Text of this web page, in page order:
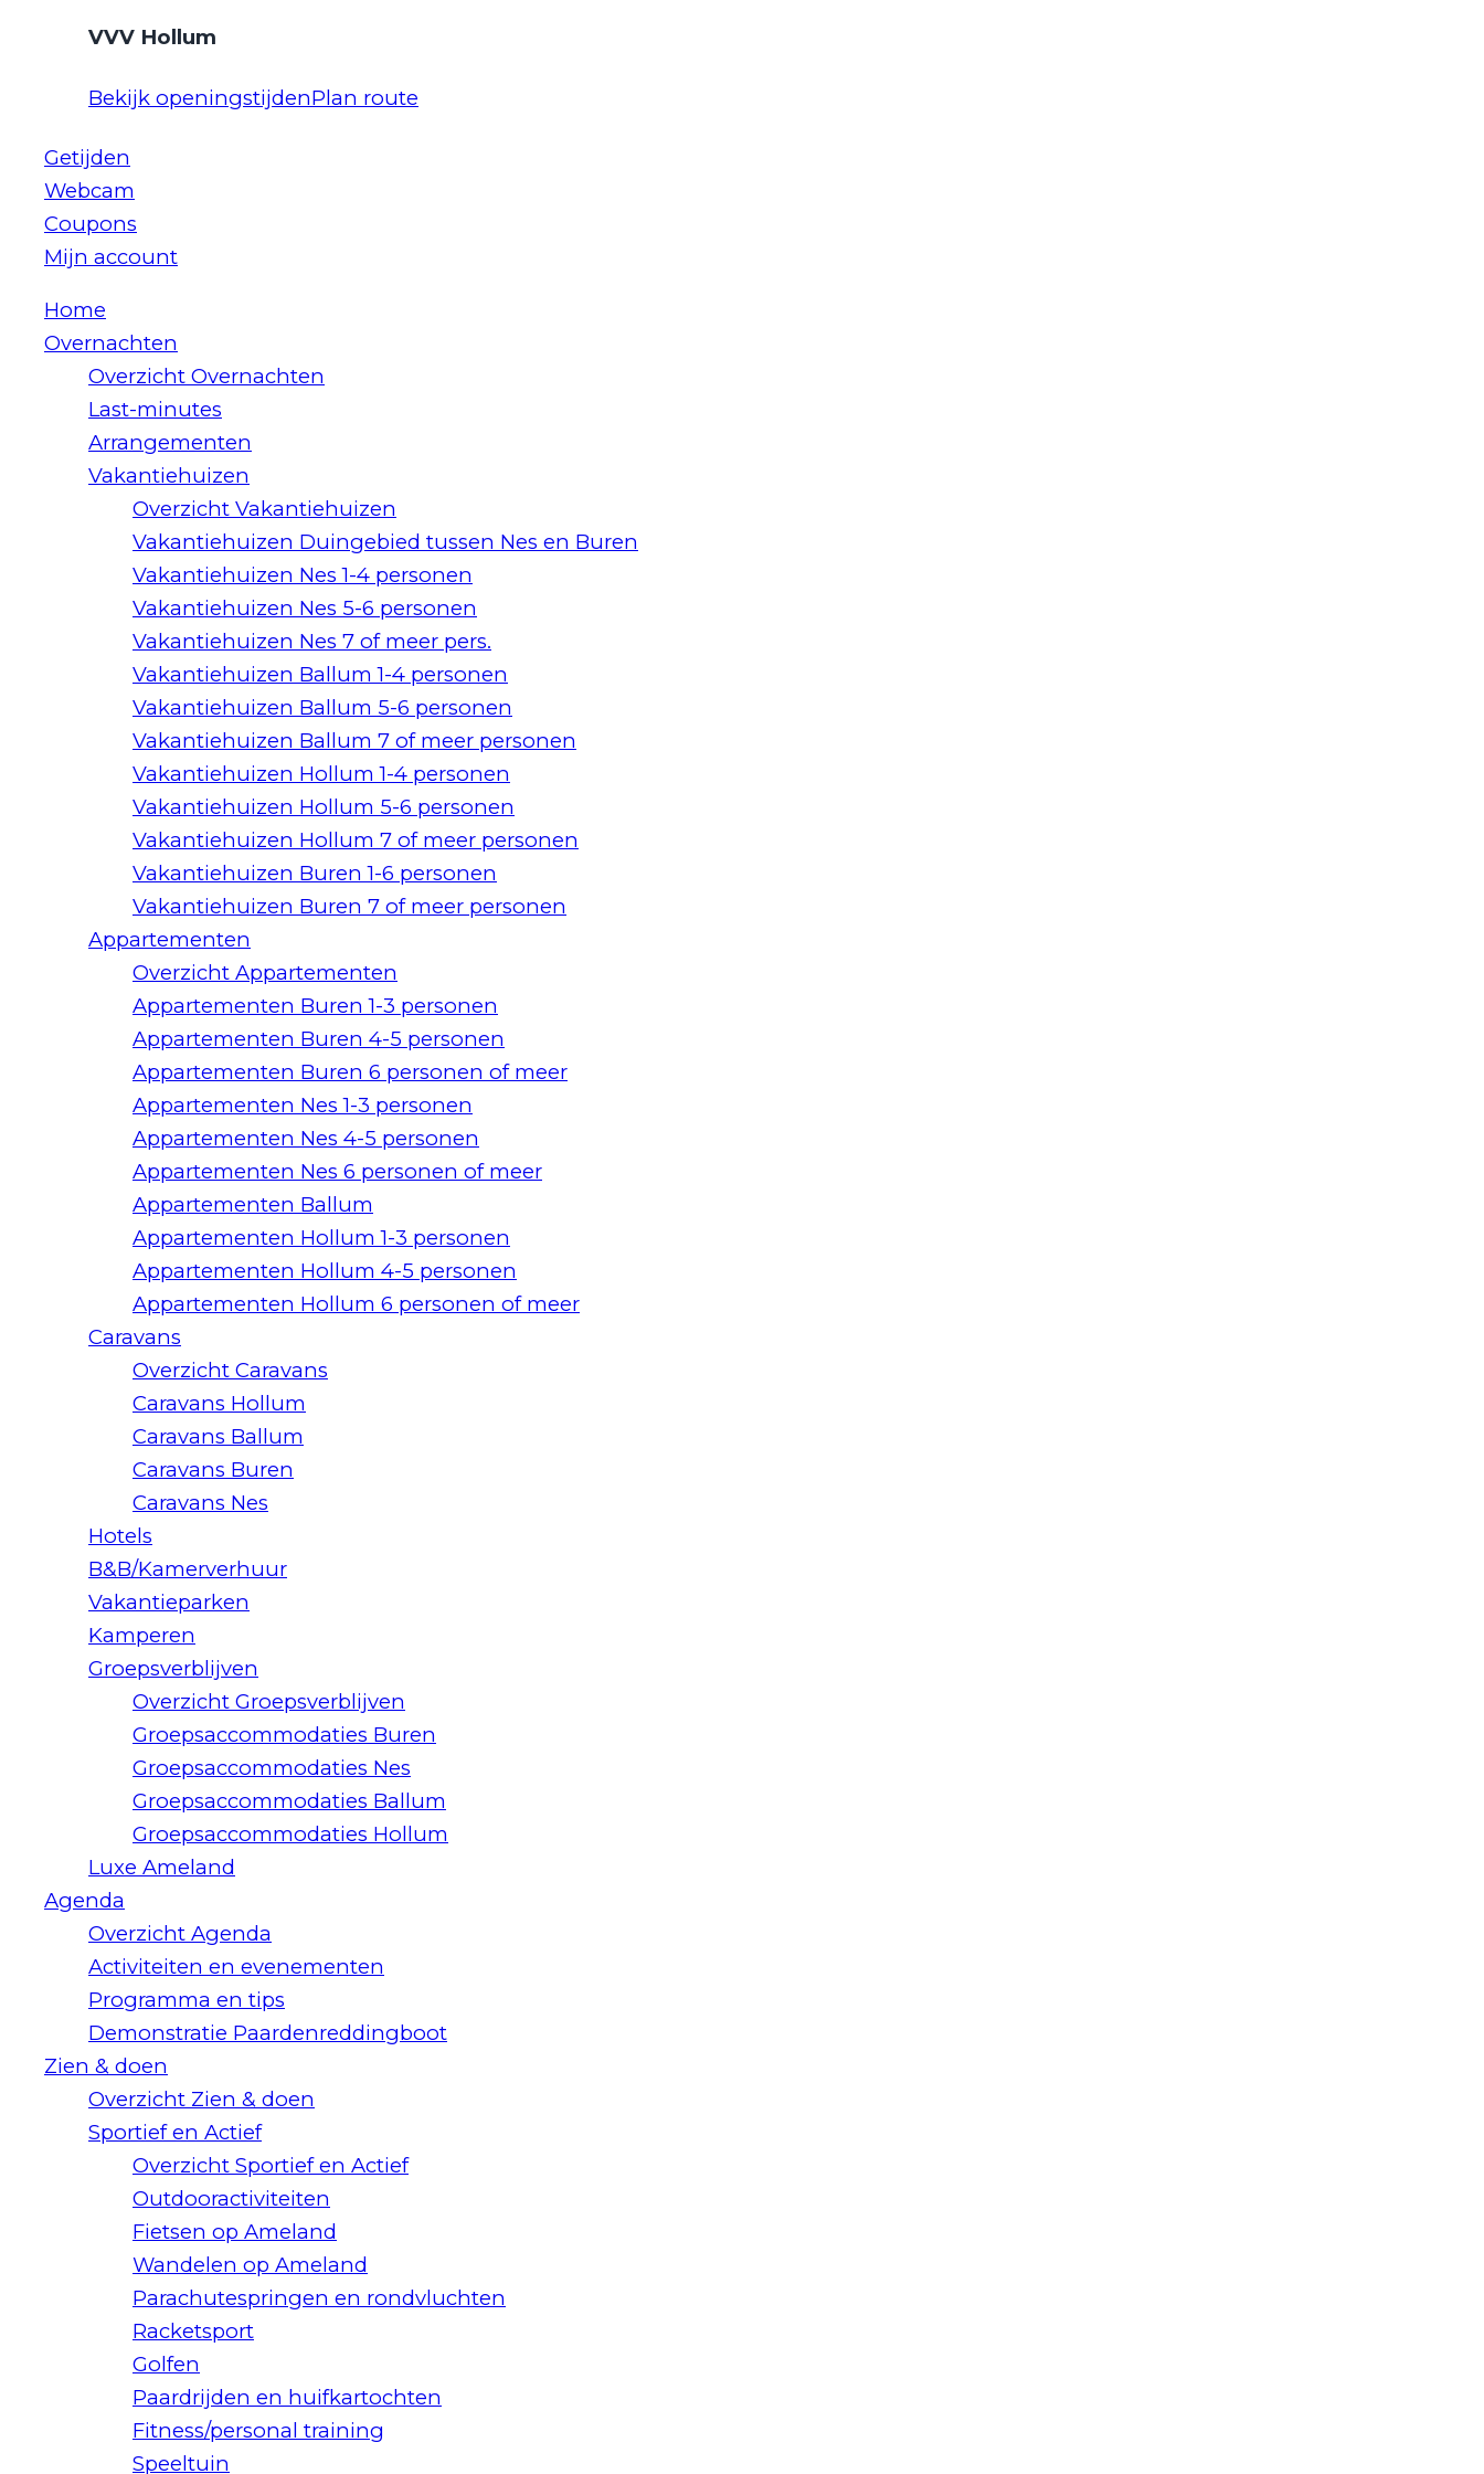
VVV Hollum
Bekijk openingstijdenPlan route
Getijden
Webcam
Coupons
Mijn account
Home
Overnachten
Overzicht Overnachten
Last-minutes
Arrangementen
Vakantiehuizen
Overzicht Vakantiehuizen
Vakantiehuizen Duingebied tussen Nes en Buren
Vakantiehuizen Nes 1-4 personen
Vakantiehuizen Nes 5-6 personen
Vakantiehuizen Nes 7 of meer pers.
Vakantiehuizen Ballum 1-4 personen
Vakantiehuizen Ballum 5-6 personen
Vakantiehuizen Ballum 7 of meer personen
Vakantiehuizen Hollum 1-4 personen
Vakantiehuizen Hollum 5-6 personen
Vakantiehuizen Hollum 7 of meer personen
Vakantiehuizen Buren 1-6 personen
Vakantiehuizen Buren 7 of meer personen
Appartementen
Overzicht Appartementen
Appartementen Buren 1-3 personen
Appartementen Buren 4-5 personen
Appartementen Buren 6 personen of meer
Appartementen Nes 1-3 personen
Appartementen Nes 4-5 personen
Appartementen Nes 6 personen of meer
Appartementen Ballum
Appartementen Hollum 1-3 personen
Appartementen Hollum 4-5 personen
Appartementen Hollum 6 personen of meer
Caravans
Overzicht Caravans
Caravans Hollum
Caravans Ballum
Caravans Buren
Caravans Nes
Hotels
B&B/Kamerverhuur
Vakantieparken
Kamperen
Groepsverblijven
Overzicht Groepsverblijven
Groepsaccommodaties Buren
Groepsaccommodaties Nes
Groepsaccommodaties Ballum
Groepsaccommodaties Hollum
Luxe Ameland
Agenda
Overzicht Agenda
Activiteiten en evenementen
Programma en tips
Demonstratie Paardenreddingboot
Zien & doen
Overzicht Zien & doen
Sportief en Actief
Overzicht Sportief en Actief
Outdooractiviteiten
Fietsen op Ameland
Wandelen op Ameland
Parachutespringen en rondvluchten
Racketsport
Golfen
Paardrijden en huifkartochten
Fitness/personal training
Speeltuin